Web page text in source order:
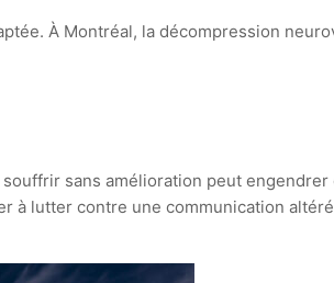
À Montréal, la décompression
sans amélioration peut engendrer
à lutter contre une communication